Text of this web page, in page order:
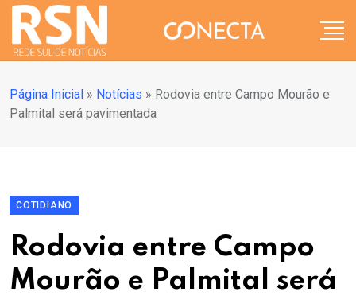
Página Inicial » Notícias » Rodovia entre Campo Mourão e
Palmital será pavimentada
COTIDIANO
Rodovia entre Campo
Mourão e Palmital será